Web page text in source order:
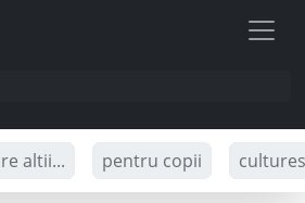
altii... pentru copii